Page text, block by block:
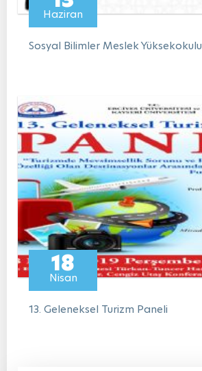
Haziran
Sosyal Bilimler Meslek Yüksekokulu
18
Nisan
13. Geleneksel Turizm Paneli